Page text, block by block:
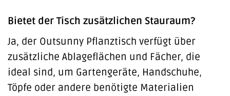
Bietet der Tisch zusätzlichen Stauraum?
Ja, der Outsunny Pflanztisch verfügt über
zusätzliche Ablageflächen und Fächer, die
ideal sind, um Gartengeräte, Handschuhe,
Töpfe oder andere benötigte Materialien